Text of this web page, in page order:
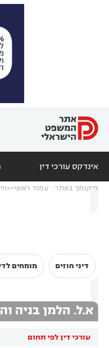
אינדקס עורכי דין
מיקומך באתר: עמוד ראשי
דיני חוזים מומחים
א.ל. הלמן בניה
עורכי דין לפי תחום